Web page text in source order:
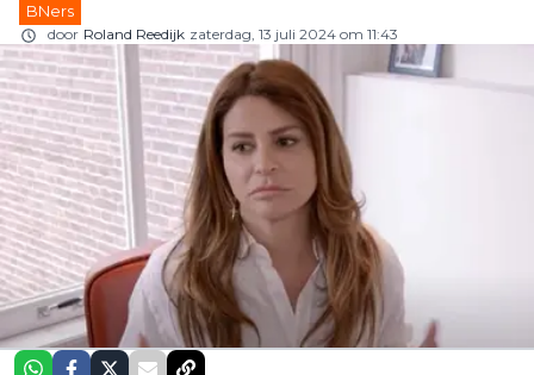
BNers
door Roland Reedijk zaterdag, 13 juli 2024 om 11:43